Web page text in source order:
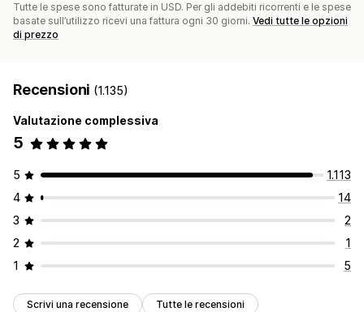
Tutte le spese sono fatturate in USD. Per gli addebiti ricorrenti e le spese
basate sull’utilizzo ricevi una fattura ogni 30 giorni. Vedi tutte le opzioni
di prezzo
Recensioni (1.135)
Valutazione complessiva
5
5
1.113
4
14
3
2
2
1
1
5
Scrivi una recensione Tutte le recensioni